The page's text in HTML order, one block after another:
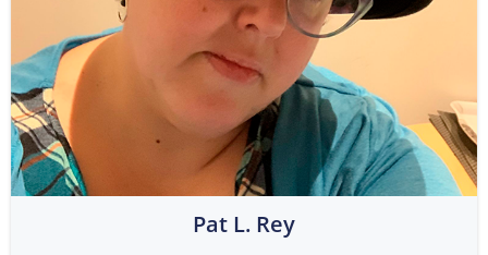
Pat L. Rey